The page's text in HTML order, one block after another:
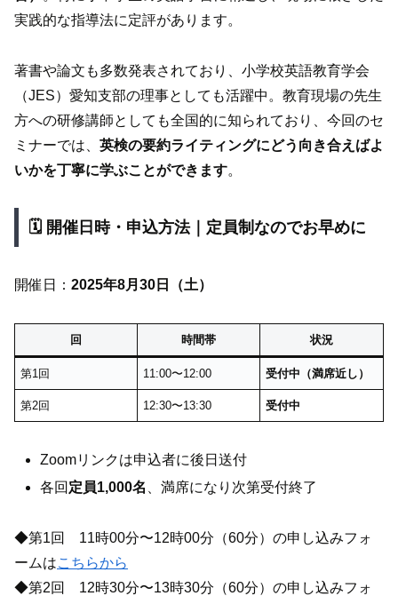
実践的な指導法に定評があります。
著書や論文も多数発表されており、小学校英語教育学会
（JES）愛知支部の理事としても活躍中。教育現場の先生
方への研修講師としても全国的に知られており、今回のセ
ミナーでは、 英検の要約ライティングにどう向き合えばよ
いかを丁寧に学ぶことができます。
🗓 開催日時・申込方法｜定員制なのでお早めに
開催日： 2025年8月30日（土）
回 時間帯 状況
第1回 11:00〜12:00 受付中（満席近し）
第2回 12:30〜13:30 受付中
Zoomリンクは申込者に後日送付
各回 定員1,000名 、満席になり次第受付終了
◆第1回 11時00分〜12時00分（60分）の申し込みフォ
ームはこちらから
◆第2回 12時30分〜13時30分（60分）の申し込みフォ